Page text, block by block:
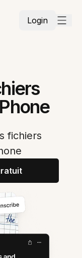
Login
fichiers